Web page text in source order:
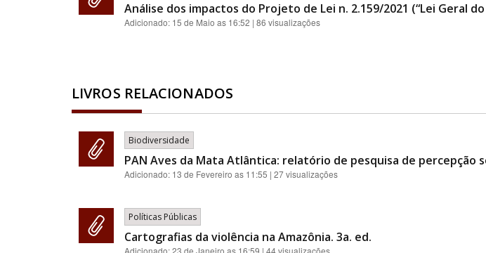
Análise dos impactos do Projeto de Lei n. 2.159/2021 (“Lei Geral
Adicionado: 15 de Maio as 16:52 | 86 visualizações
LIVROS RELACIONADOS
Biodiversidade
PAN Aves da Mata Atlântica: relatório de pesquisa de percepção
Adicionado: 13 de Fevereiro as 11:55 | 27 visualizações
Políticas Públicas
Cartografias da violência na Amazônia. 3a. ed.
Adicionado:23 de Janeiro as 16:59 | 44 visualizações